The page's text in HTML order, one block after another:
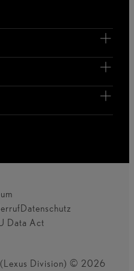
Datenschutz
Data Act
(Lexus Division) © 2026